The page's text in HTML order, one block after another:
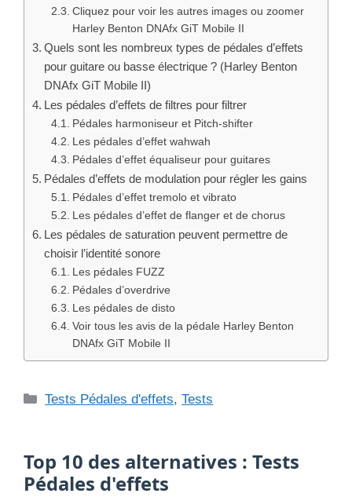
Cliquez pour voir les autres images ou zoomer
Harley Benton DNAfx GiT Mobile II
Quels sont les nombreux types de pédales d’effets
pour guitare ou basse électrique ? (Harley Benton
DNAfx GiT Mobile II)
Les pédales d’effets de filtres pour filtrer
Pédales harmoniseur et Pitch-shifter
Les pédales d’effet wahwah
Pédales d’effet équaliseur pour guitares
Pédales d’effets de modulation pour régler les gains
Pédales d’effet tremolo et vibrato
Les pédales d’effet de flanger et de chorus
Les pédales de saturation peuvent permettre de
choisir l’identité sonore
Les pédales FUZZ
Pédales d’overdrive
Les pédales de disto
Voir tous les avis de la pédale Harley Benton
DNAfx GiT Mobile II
Catégories
Tests Pédales d'effets,Tests
Top 10 des alternatives : Tests
Pédales d'effets